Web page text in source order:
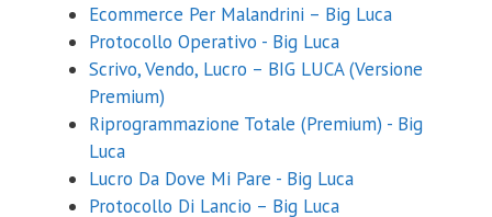
Ecommerce Per Malandrini – Big Luca
Protocollo Operativo - Big Luca
Scrivo, Vendo, Lucro – BIG LUCA (Versione
Premium)
Riprogrammazione Totale (Premium) - Big
Luca
Lucro Da Dove Mi Pare - Big Luca
Protocollo Di Lancio – Big Luca